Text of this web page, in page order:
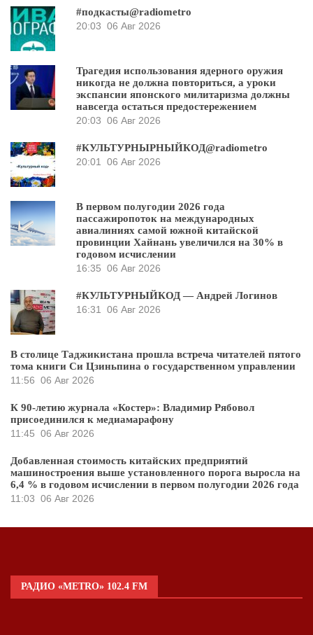
#подкасты@radiometro
20:03 06 Авг 2026
Трагедия использования ядерного оружия
никогда не должна повториться, а уроки
экспансии японского милитаризма должны
навсегда остаться предостережением
20:03 06 Авг 2026
#КУЛЬТУРНЫРНЫЙКОД@radiometro
20:01 06 Авг 2026
В первом полугодии 2026 года
пассажиропоток на международных
авиалиниях самой южной китайской
провинции Хайнань увеличился на 30% в
годовом исчислении
16:35 06 Авг 2026
#КУЛЬТУРНЫЙКОД — Андрей Логинов
16:31 06 Авг 2026
В столице Таджикистана прошла встреча читателей пятого
тома книги Си Цзиньпина о государственном управлении
11:56 06 Авг 2026
К 90-летию журнала «Костер»: Владимир Рябовол
присоединился к медиамарафону
11:45 06 Авг 2026
Добавленная стоимость китайских предприятий
машиностроения выше установленного порога выросла на
6,4 % в годовом исчислении в первом полугодии 2026 года
11:03 06 Авг 2026
РАДИО «METRO» 102.4 FM